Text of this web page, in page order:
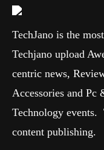
TechJano is the
Techjano upload
centric news,
Accessories and Pc
Technology
content publishing.